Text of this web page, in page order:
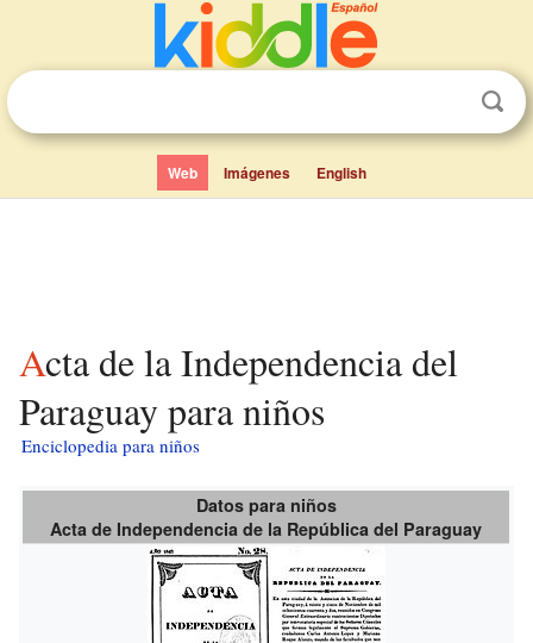
Web Imágenes English
Acta de la Independencia del
Paraguay para niños
Enciclopedia para niños
Datos para niños
Acta de Independencia de la República del Paraguay